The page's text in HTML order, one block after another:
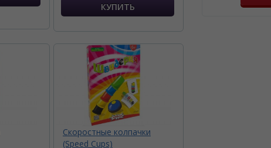
Скоростные колпачки
(Speed Cups)